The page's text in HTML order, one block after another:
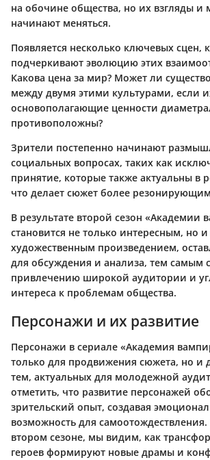
на обочине общества, но их взгляды и
начинают меняться.
Появляется несколько ключевых сцен,
подчеркивают эволюцию этих
Какова цена за мир? Может ли
между двумя этими культурами, если
основополагающие ценности
противоположны?
Зрители постепенно начинают
социальных вопросах, таких как
принятие, которые также актуальны в
что делает сюжет более
В результате второй сезон «Академии
становится не только интересным, но
художественным произведением,
для обсуждения и анализа, тем самым
привлечению широкой аудитории и
интереса к проблемам общества.
Персонажи и их развитие
Персонажи в сериале «Академия
только для продвижения сюжета, но и
тем, актуальных для молодежной
отметить, что развитие персонажей
зрительский опыт, создавая
возможность для
втором сезоне, мы видим, как
героев формируют новые драмы и